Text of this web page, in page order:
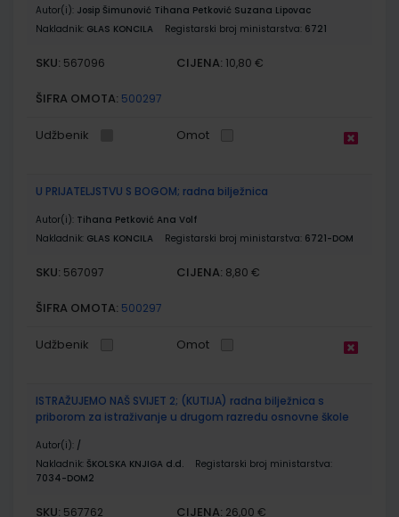
Autor(i): Josip Šimunović Tihana Petković Suzana Lipovac
Nakladnik: GLAS KONCILA Registarski broj ministarstva: 6721
SKU: 567096 CIJENA: 10,80 €
ŠIFRA OMOTA: 500297
Udžbenik Omot
U PRIJATELJSTVU S BOGOM; radna bilježnica
Autor(i): Tihana Petković Ana Volf
Nakladnik: GLAS KONCILA Registarski broj ministarstva: 6721-DOM
SKU: 567097 CIJENA: 8,80 €
ŠIFRA OMOTA: 500297
Udžbenik Omot
ISTRAŽUJEMO NAŠ SVIJET 2; (KUTIJA) radna bilježnica s
priborom za istraživanje u drugom razredu osnovne škole
Autor(i): /
Nakladnik: ŠKOLSKA KNJIGA d.d.
Registarski broj ministarstva:
7034-DOM2
SKU: 567762 CIJENA: 26,00 €